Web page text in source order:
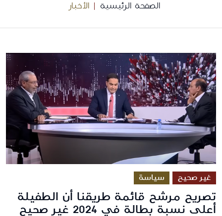
الصفحة الرئيسية الأخبار
غير صحيح سياسة
تصريح مرشح قائمة طريقنا أن الطفيلة
أعلى نسبة بطالة في 2024 غير صحيح